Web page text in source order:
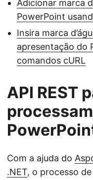
Adicionar marca
PowerPoint
Insira marca
apresentação do
comandos cURL
API REST
Com a ajuda do
.NET, o processo